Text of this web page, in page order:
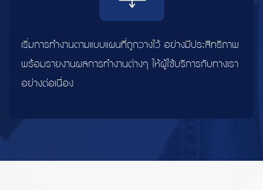
เริ่มการทำงานตามแบบแผนที่ถูกวางไว้ อย่างมีประสิทธิภาพ
พร้อมรายงานผลการทำงานต่างๆ ให้ผู้ใช้บริการกับทางเรา
อย่างต่อเนื่อง